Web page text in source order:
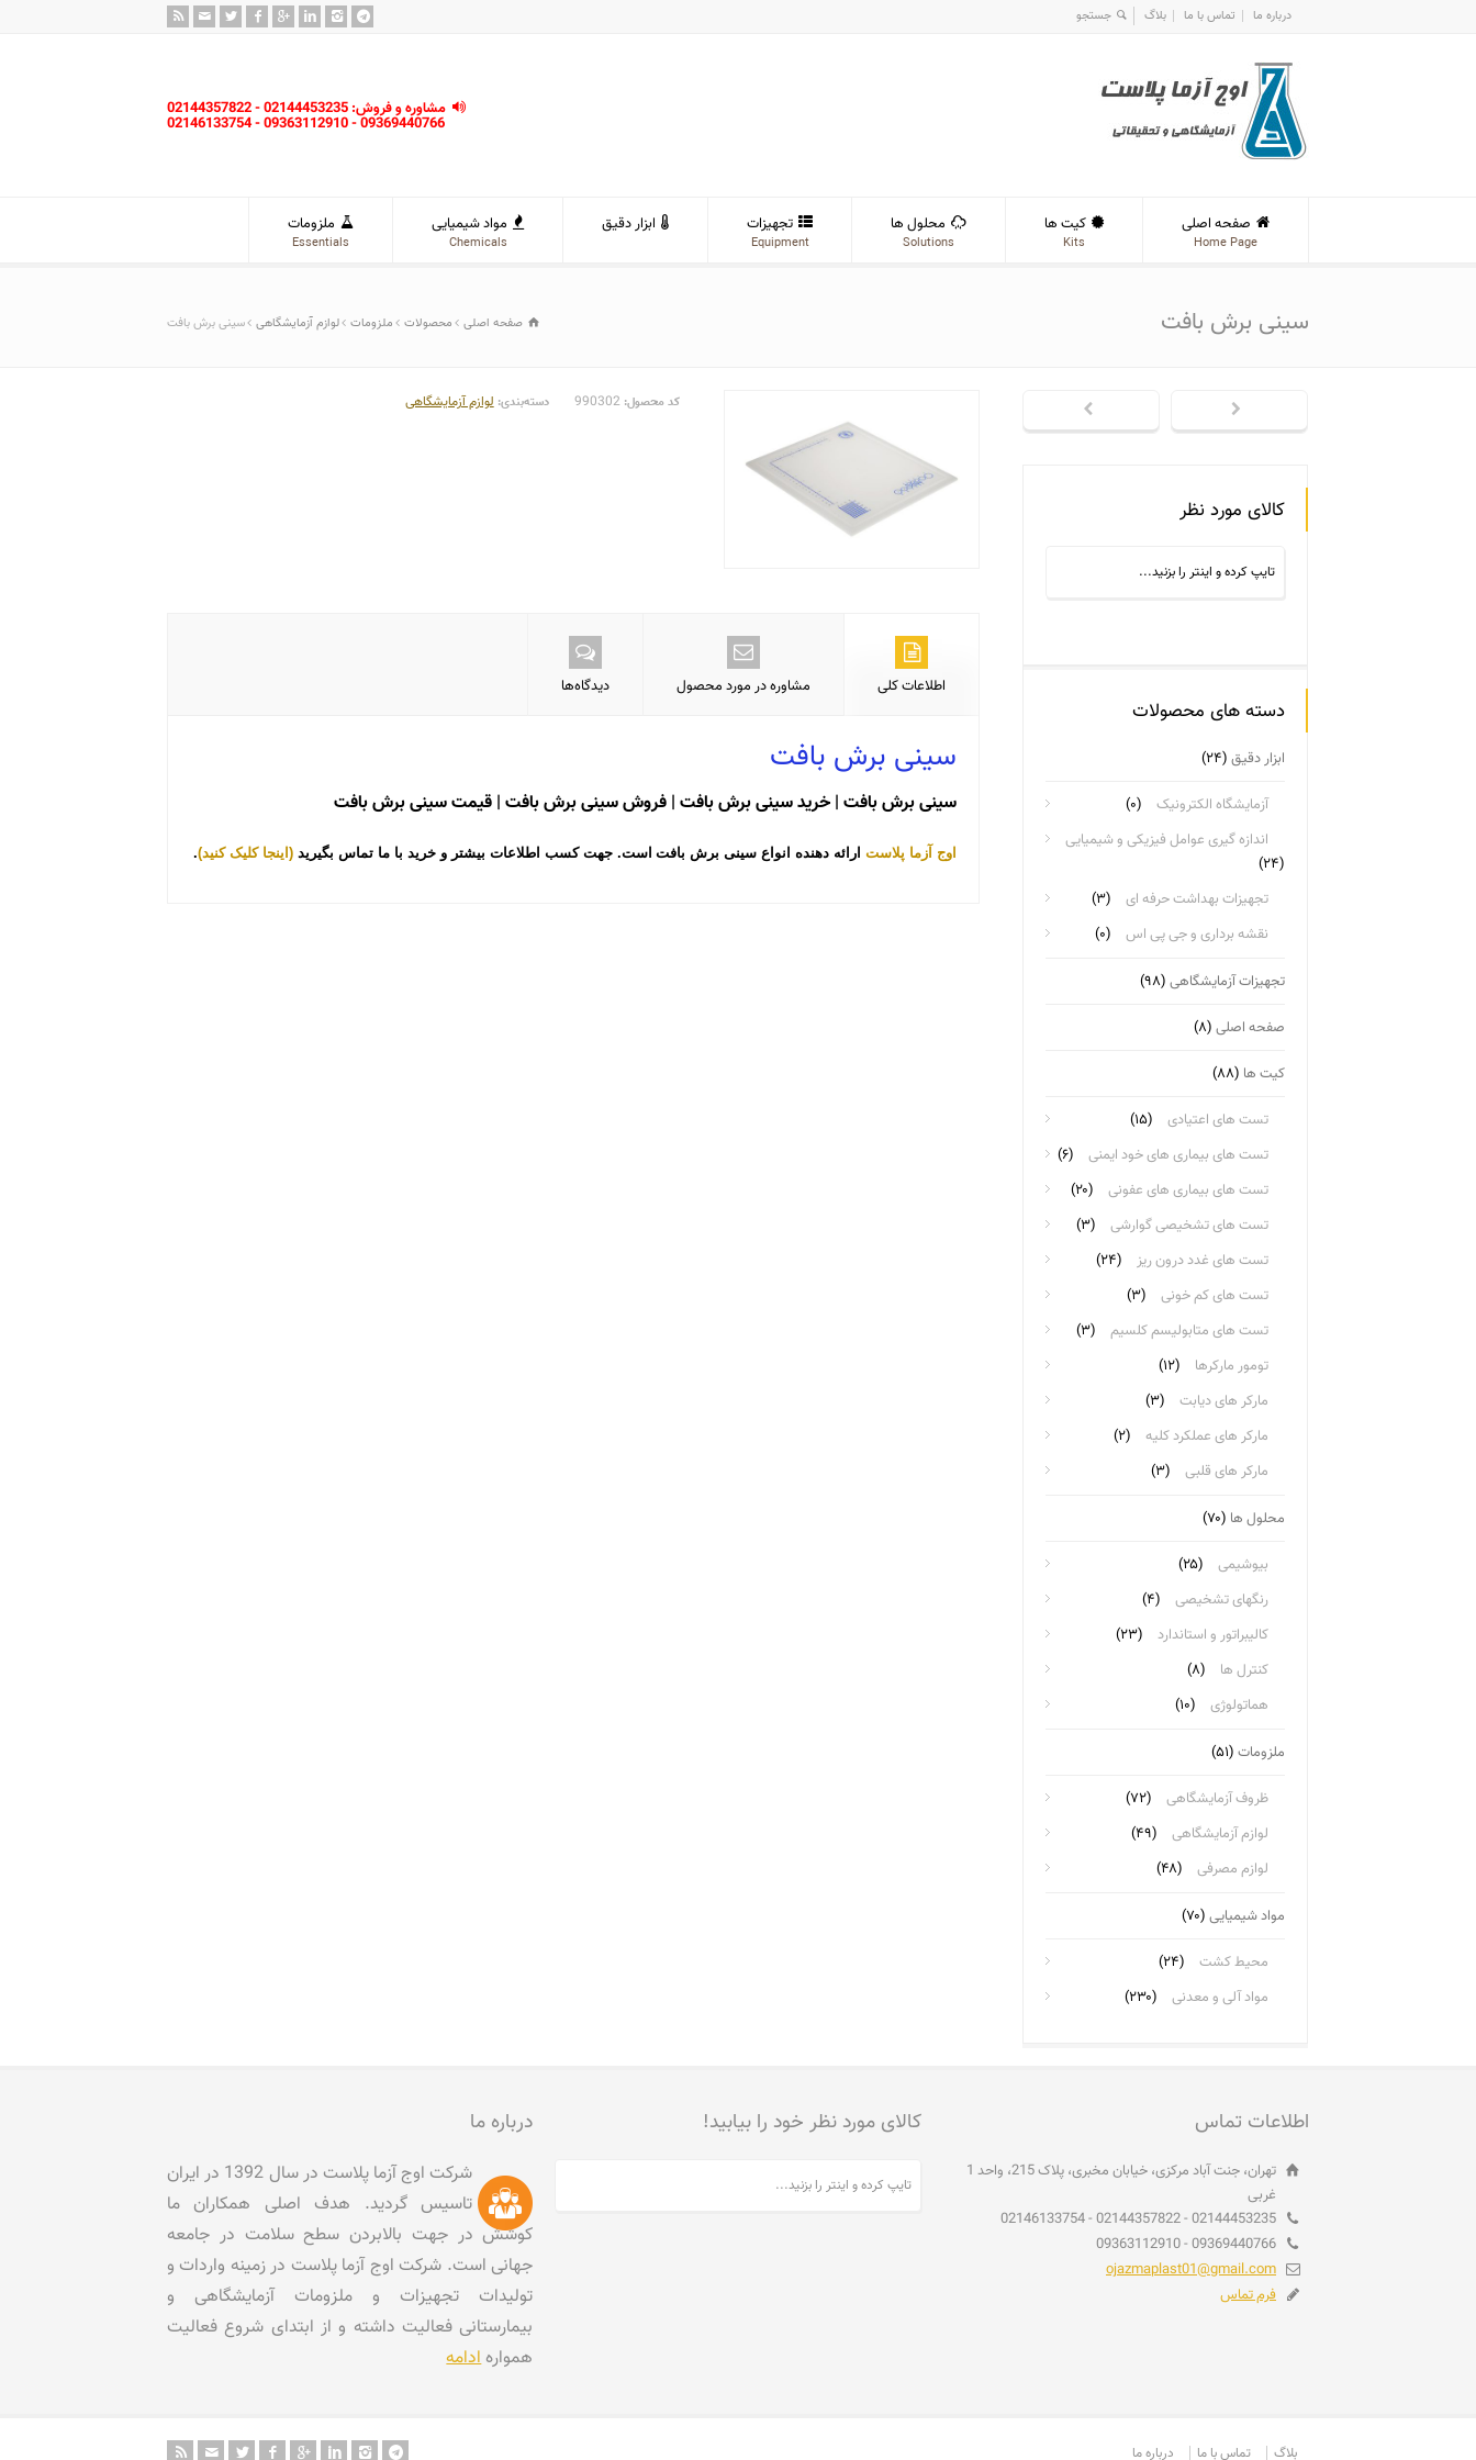
درباره ما تماس با ما بلاگ
مشاوره و فروش: 02144453235 - 02144357822
09369440766 - 09363112910 - 02146133754
صفحه اصلی
Home Page
کیت ها
Kits
محلول ها
Solutions
تجهیزات
Equipment
ابزار دقیق مواد شیمیایی
Chemicals
ملزومات
Essentials
سینی برش بافت صفحه اصلی محصولات ملزومات لوازم آزمایشگاهی سینی برش بافت
کد محصول: دسته‌بندی: لوازم آزمایشگاهی
اطلاعات کلی مشاوره در مورد محصول دیدگاه‌ها
سینی برش بافت
سینی برش بافت | خرید سینی برش بافت | فروش سینی برش بافت | قیمت سینی برش بافت
اوج آزما پلاست ارائه دهنده انواع سینی برش بافت است. جهت کسب اطلاعات بیشتر و خرید با ما تماس بگیرید (اینجا کلیک کنید)
.
کالای مورد نظر
دسته های محصولات
ابزار دقیق (۲۴)
آزمایشگاه الکترونیک
(۰)
اندازه گیری عوامل فیزیکی و شیمیایی
(۲۴)
تجهیزات بهداشت حرفه ای
(۳)
نقشه برداری و جی پی اس
(۰)
تجهیزات آزمایشگاهی (۹۸)
صفحه اصلی (۸)
کیت ها (۸۸)
تست های اعتیادی
(۱۵)
تست های بیماری های خود ایمنی
(۶)
تست های بیماری های عفونی
(۲۰)
تست های تشخیصی گوارشی
(۳)
تست های غدد درون ریز
(۲۴)
تست های کم خونی
(۳)
تست های متابولیسم کلسیم
(۳)
تومور مارکرها
(۱۲)
مارکر های دیابت
(۳)
مارکر های عملکرد کلیه
(۲)
مارکر های قلبی
(۳)
محلول ها (۷۰)
بیوشیمی
(۲۵)
رنگهای تشخیصی
(۴)
کالیبراتور و استاندارد
(۲۳)
کنترل ها
(۸)
هماتولوژی
(۱۰)
ملزومات (۵۱)
ظروف آزمایشگاهی
(۷۲)
لوازم آزمایشگاهی
(۴۹)
لوازم مصرفی
(۴۸)
مواد شیمیایی (۷۰)
محیط کشت
(۲۴)
مواد آلی و معدنی
(۲۳۰)
اطلاعات تماس
تهران، جنت آباد مرکزی، خیابان مخبری، پلاک 215، واحد 1
غربی
02144453235 - 02144357822 - 02146133754
09369440766 - 09363112910
ojazmaplast01@gmail.com
فرم تماس
کالای مورد نظر خود را بیابید! درباره ما
شرکت اوج آزما پلاست در سال 1392 در ایران
تاسیس گردید. هدف اصلی همکاران ما
کوشش در جهت بالابردن سطح سلامت در جامعه
جهانی است. شرکت اوج آزما پلاست در زمینه واردات و
تولیدات تجهیزات و ملزومات آزمایشگاهی و
بیمارستانی فعالیت داشته و از ابتدای شروع فعالیت
هموارهادامه
درباره ما تماس با ما بلاگ